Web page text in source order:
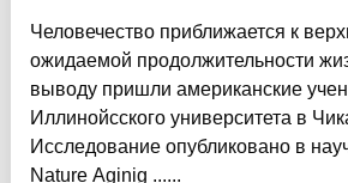
Человечество приближается к
ожидаемой продолжительности
выводу пришли американские
Иллинойсского университета в
Исследование опубликовано в
Nature Aginig ......